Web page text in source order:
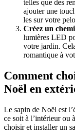
telles que des
ajouter une
les sur votre
Créez un
lumières LED
votre jardin.
romantique à
Comment
Noël en
Le sapin de Noël est
ce soit à l’intérieur ou
choisir et installer un